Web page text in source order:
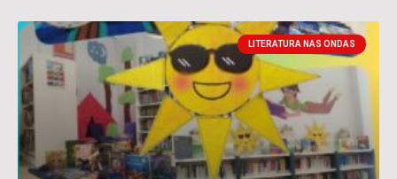
LITERATURA NAS ONDAS